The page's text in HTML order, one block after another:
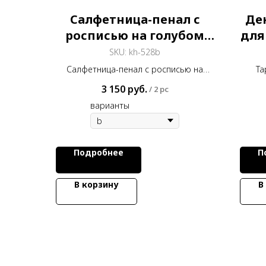
Салфетница-пенал с
росписью на голубом
фоне
SKU: kh-528b
Салфетница-пенал с росписью на
3 150 руб. / 2 pc
варианты
Подробнее
В корзину В